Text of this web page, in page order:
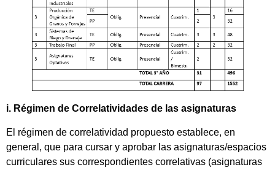
i. Régimen de Correlatividades de las asignaturas
El régimen de correlatividad propuesto establece, en
general, que para cursar y aprobar las asignaturas/espacios
curriculares sus correspondientes correlativas (asignaturas